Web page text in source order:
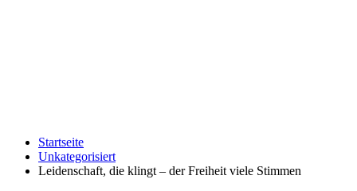
Startseite
Unkategorisiert
Leidenschaft, die klingt – der Freiheit viele Stimmen